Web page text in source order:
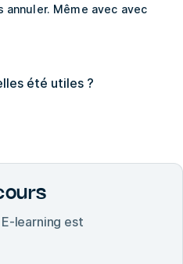
Même avec avec
été utiles ?
learning est